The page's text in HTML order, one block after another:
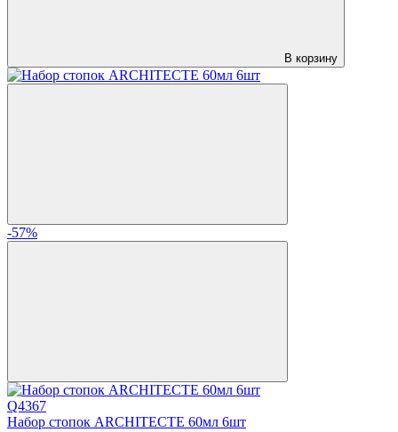
В корзину
-57%
Q4367
Набор стопок ARCHITECTE 60мл 6шт